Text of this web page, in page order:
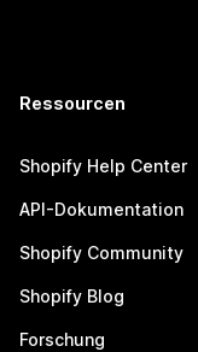
Ressourcen
Shopify Help Center
API-Dokumentation
Shopify Community
Shopify Blog
Forschung